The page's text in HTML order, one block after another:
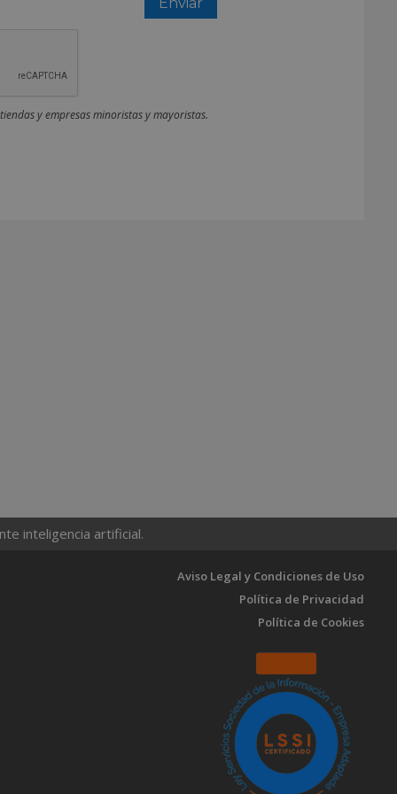
y empresas minoristas y mayoristas.
inteligencia artificial.
Aviso Legal y Condiciones de Uso
Política de Privacidad
Política de Cookies